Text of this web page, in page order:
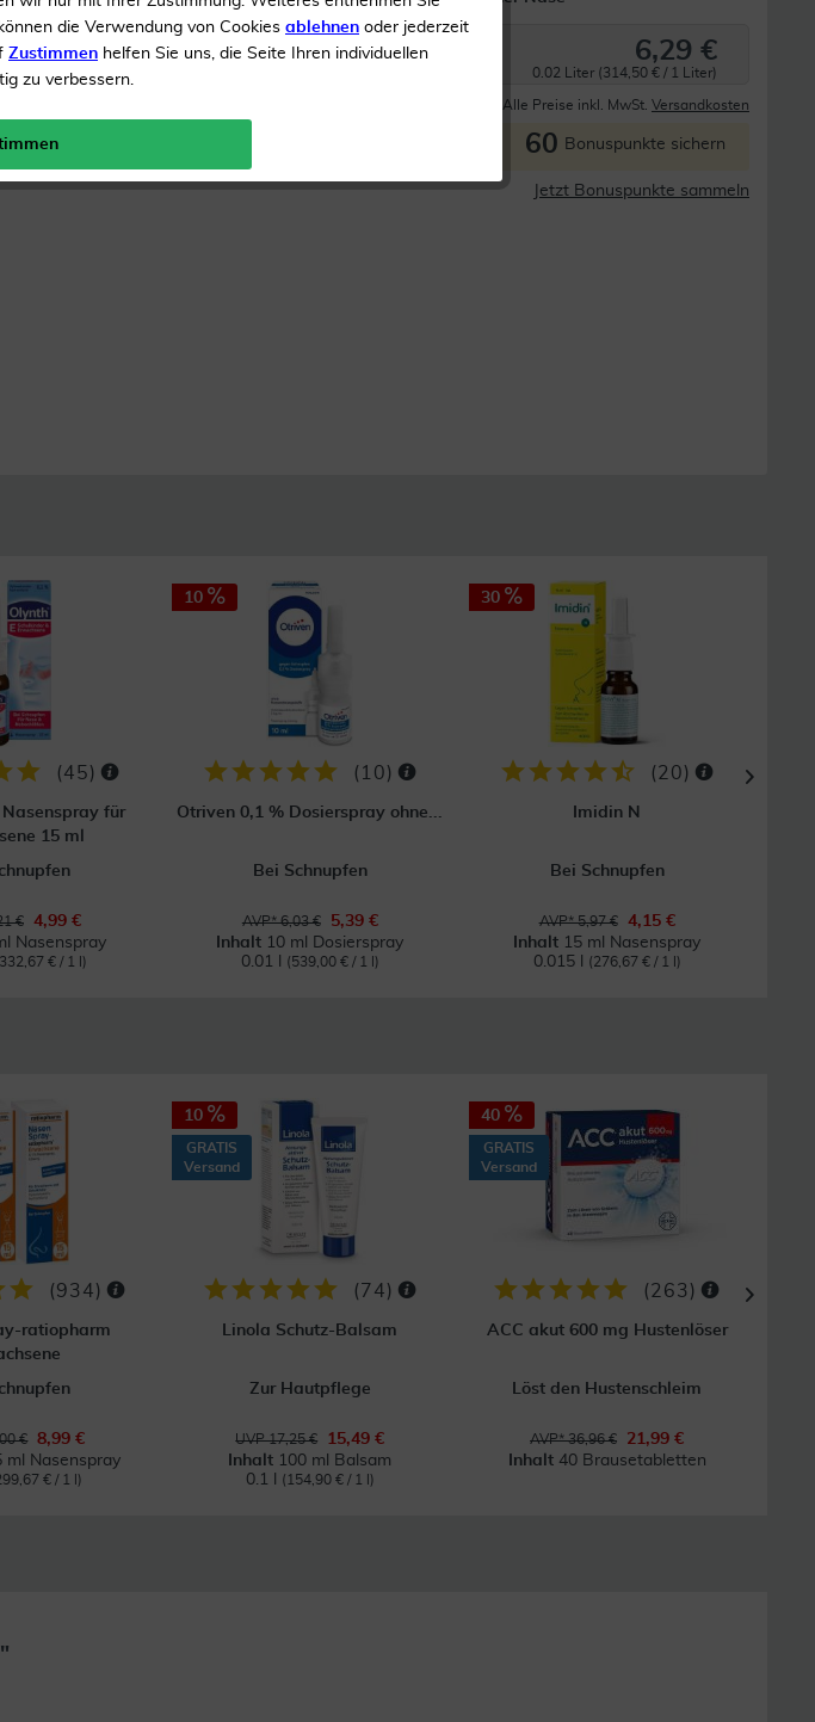
Inhalt20 ml Spray 6,29 €
0.02 Liter (314,50 € / 1 Liter)
Alle Preise inkl. MwSt. Versandkosten
60 Bonuspunkte sichern
Jetzt Bonuspunkte sammeln
(45)
für
15 ml
€
4,99 €
Nasenspray
€ / 1 l)
10
( 10)
Otriven 0,1 % Dosierspray ohne...
Bei Schnupfen
AVP* 6,03 €
5,39 €
Inhalt 10 ml Dosierspray
0.01 l
(539,00 € / 1 l)
30
(20)
Imidin N
Bei Schnupfen
AVP* 5,97 €
4,15 €
Inhalt 15 ml Nasenspray
0.015 l
(276,67 € / 1 l)
(934)
ratiopharm
€
8,99 €
ml Nasenspray
€ / 1 l)
10
GRATIS
Versand
( 74)
Linola Schutz-Balsam
Zur Hautpflege
UVP 17,25 €
15,49 €
Inhalt 100 ml Balsam
0.1 l
(154,90 € / 1 l)
40
GRATIS
Versand
(263)
ACC akut 600 mg Hustenlöser
Löst den Hustenschleim
AVP* 36,96 €
21,99 €
Inhalt 40 Brausetabletten
die Verwendung von Cookies ablehnen oder jederzeit
Zustimmen helfen Sie uns, die Seite Ihren individuellen
zu verbessern.